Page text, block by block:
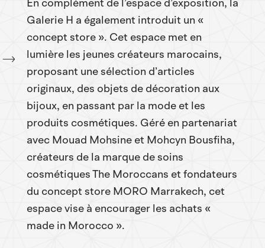
Galerie H a également introduit un «
concept store ». Cet espace met en
lumière les jeunes créateurs marocains,
proposant une sélection d’articles
originaux, des objets de décoration aux
bijoux, en passant par la mode et les
produits cosmétiques. Géré en partenariat
avec Mouad Mohsine et Mohcyn Bousfiha,
créateurs de la marque de soins
cosmétiques The Moroccans et fondateurs
du concept store MORO Marrakech, cet
espace vise à encourager les achats «
made in Morocco ».